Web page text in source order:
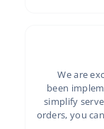
We are
been
simplify
orders, you